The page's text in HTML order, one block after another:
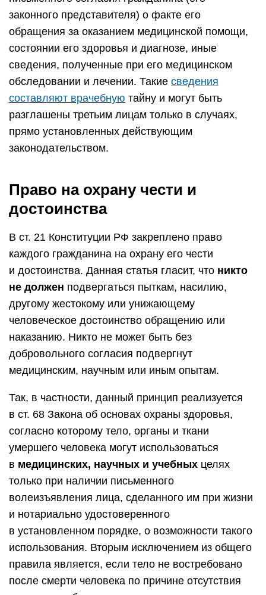
законного представителя) о факте его
обращения за оказанием медицинской помощи,
состоянии его здоровья и диагнозе, иные
сведения, полученные при его медицинском
обследовании и лечении. Такие сведения
составляют врачебную тайну и могут быть
разглашены третьим лицам только в случаях,
прямо установленных действующим
законодательством.
Право на охрану чести и
достоинства
В ст. 21 Конституции РФ закреплено право
каждого гражданина на охрану его чести
и достоинства. Данная статья гласит, что никто
не должен подвергаться пыткам, насилию,
другому жестокому или унижающему
человеческое достоинство обращению или
наказанию. Никто не может быть без
добровольного согласия подвергнут
медицинским, научным или иным опытам.
Так, в частности, данный принцип реализуется
в ст. 68 Закона об основах охраны здоровья,
согласно которому тело, органы и ткани
умершего человека могут использоваться
в медицинских, научных и учебных целях
только при наличии письменного
волеизъявления лица, сделанного им при жизни
и нотариально удостоверенного
в установленном порядке, о возможности такого
использования. Вторым исключением из общего
правила является, если тело не востребовано
после смерти человека по причине отсутствия